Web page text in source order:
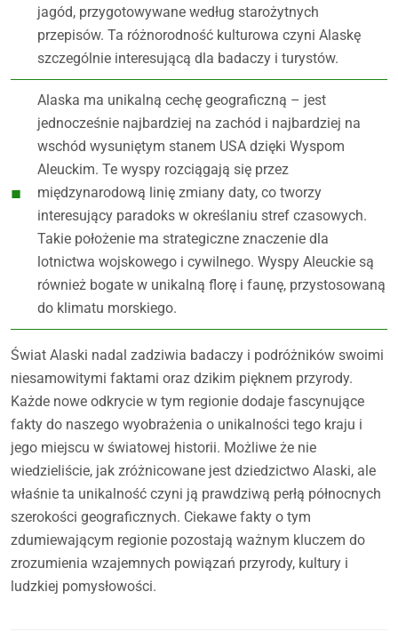
jagód, przygotowywane według starożytnych
przepisów. Ta różnorodność kulturowa czyni Alaskę
szczególnie interesującą dla badaczy i turystów.
Alaska ma unikalną cechę geograficzną – jest
jednocześnie najbardziej na zachód i najbardziej na
wschód wysuniętym stanem USA dzięki Wyspom
Aleuckim. Te wyspy rozciągają się przez
międzynarodową linię zmiany daty, co tworzy
interesujący paradoks w określaniu stref czasowych.
Takie położenie ma strategiczne znaczenie dla
lotnictwa wojskowego i cywilnego. Wyspy Aleuckie są
również bogate w unikalną florę i faunę, przystosowaną
do klimatu morskiego.
Świat Alaski nadal zadziwia badaczy i podróżników swoimi
niesamowitymi faktami oraz dzikim pięknem przyrody.
Każde nowe odkrycie w tym regionie dodaje fascynujące
fakty do naszego wyobrażenia o unikalności tego kraju i
jego miejscu w światowej historii. Możliwe że nie
wiedzieliście, jak zróżnicowane jest dziedzictwo Alaski, ale
właśnie ta unikalność czyni ją prawdziwą perłą północnych
szerokości geograficznych. Ciekawe fakty o tym
zdumiewającym regionie pozostają ważnym kluczem do
zrozumienia wzajemnych powiązań przyrody, kultury i
ludzkiej pomysłowości.